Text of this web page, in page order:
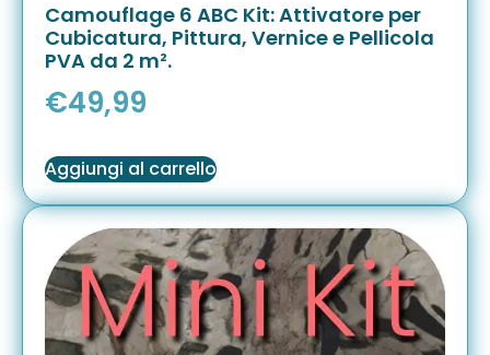
Camouflage 6 ABC Kit: Attivatore per
Cubicatura, Pittura, Vernice e Pellicola
PVA da 2 m².
€49,99
Aggiungi al carrello